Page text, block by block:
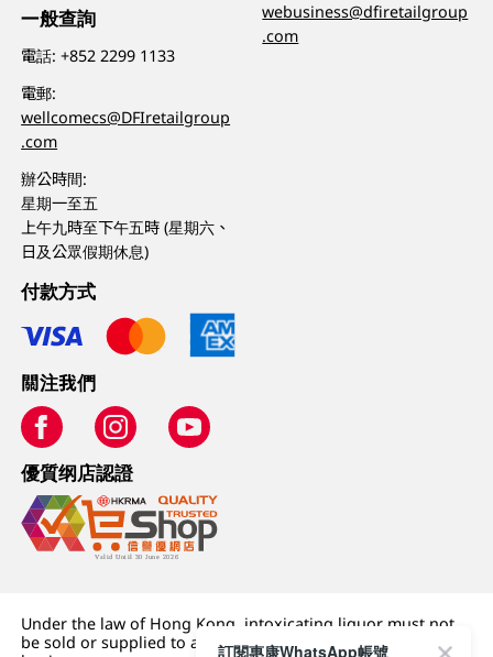
一般查詢
電話:+852 2299 1133
電郵:
wellcomecs@DFIretailgroup
.com
辦公時間:
星期一至五
上午九時至下午五時 (星期六、
日及公眾假期休息)
webusiness@dfiretailgroup
.com
付款方式
關注我們
優質纲店認證
Under the law of Hong Kong, intoxicating liquor must not
be sold or supplied to a minor (under 18) in the course of
訂閱惠康WhatsApp帳號